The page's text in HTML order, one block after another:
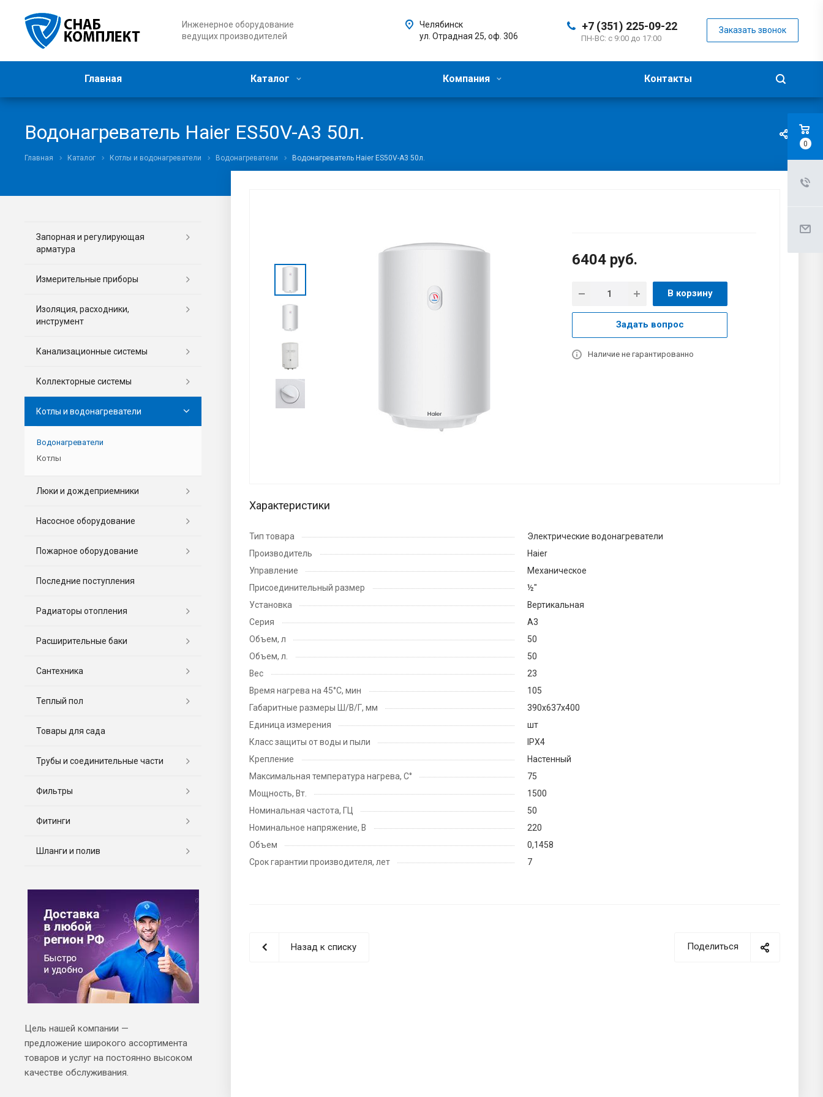
Инженерное оборудование
ведущих производителей
+7 (351) 225-09-22
ПН-ВС: с 9:00 до 17:00
Заказать звонок
Челябинск
ул. Отрадная 25, оф. 306
Главная Каталог Компания Контакты
Водонагреватель Haier ES50V-A3 50л.
Главная Каталог Котлы и водонагреватели Водонагреватели Водонагреватель Haier ES50V-A3 50л.
6404 руб.
В корзину
Задать вопрос
Наличие не гарантированно
Характеристики
Тип товара
Электрические водонагреватели
Производитель
Haier
Управление
Механическое
Присоединительный размер
½"
Установка
Вертикальная
Серия
A3
Объем, л
50
Объем, л.
50
Вес
23
Время нагрева на 45°С, мин
105
Габаритные размеры Ш/В/Г, мм
390х637х400
Единица измерения
шт
Класс защиты от воды и пыли
IPX4
Крепление
Настенный
Максимальная температура нагрева, С°
75
Мощность, Вт.
1500
Номинальная частота, ГЦ
50
Номинальное напряжение, В
220
Объем
0,1458
Срок гарантии производителя, лет
7
Поделиться
Назад к списку
Запорная и регулирующая
арматура
Измерительные приборы
Изоляция, расходники,
инструмент
Канализационные системы
Коллекторные системы
Котлы и водонагреватели
Водонагреватели
Котлы
Люки и дождеприемники
Насосное оборудование
Пожарное оборудование
Последние поступления
Радиаторы отопления
Расширительные баки
Сантехника
Теплый пол
Товары для сада
Трубы и соединительные части
Фильтры
Фитинги
Шланги и полив
Цель нашей компании —
предложение широкого ассортимента
товаров и услуг на постоянно высоком
качестве обслуживания.
0